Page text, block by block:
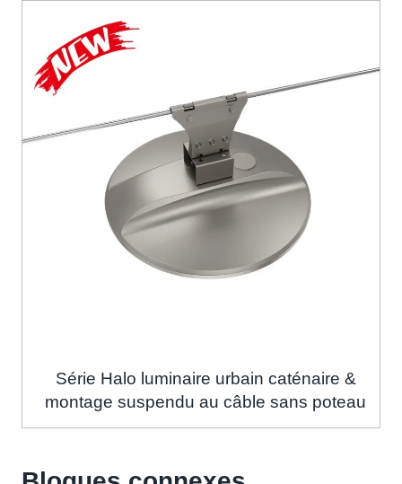
Série Halo luminaire urbain caténaire &
montage suspendu au câble sans poteau